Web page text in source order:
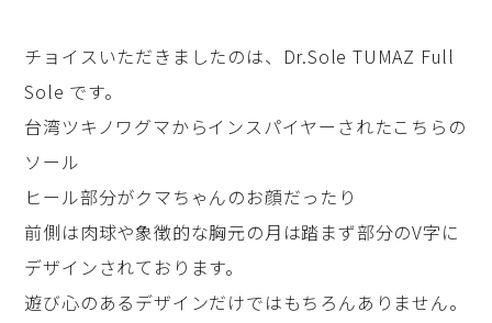
チョイスいただきましたのは、Dr.Sole TUMAZ Full
Sole です。
台湾ツキノワグマからインスパイヤーされたこちらの
ソール
ヒール部分がクマちゃんのお顔だったり
前側は肉球や象徴的な胸元の月は踏まず部分のV字に
デザインされております。
遊び心のあるデザインだけではもちろんありません。